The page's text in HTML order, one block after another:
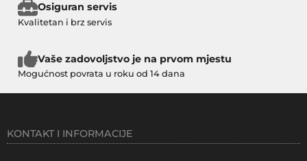
Osiguran servis
Kvalitetan i brz servis
Vaše zadovoljstvo je na prvom mjestu
Mogućnost povrata u roku od 14 dana
KONTAKT I INFORMACIJE